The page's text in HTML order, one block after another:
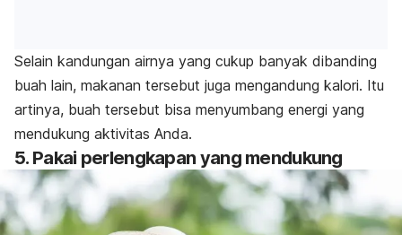
Selain kandungan airnya yang cukup banyak dibanding
buah lain, makanan tersebut juga mengandung kalori. Itu
artinya, buah tersebut bisa menyumbang energi yang
mendukung aktivitas Anda.
5. Pakai perlengkapan yang mendukung